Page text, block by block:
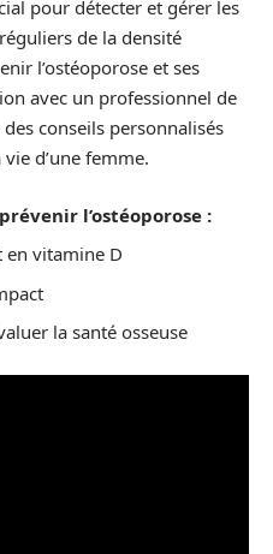
pour détecter et gérer les
de la densité
l’ostéoporose et ses
avec un professionnel de
conseils personnalisés
d’une femme.
l’ostéoporose :
en vitamine D
la santé osseuse